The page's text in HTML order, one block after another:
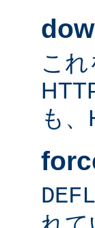
こ
も